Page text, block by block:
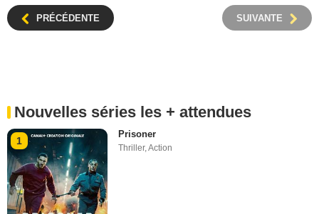
PRÉCÉDENTE SUIVANTE
Nouvelles séries les + attendues
1
Prisoner
Thriller,Action